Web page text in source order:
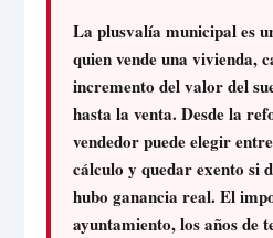
La plusvalía municipal es
quien vende una vivienda,
incremento del valor del
hasta la venta. Desde la
vendedor puede elegir
cálculo y quedar exento si
hubo ganancia real. El
ayuntamiento, los años de